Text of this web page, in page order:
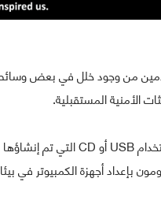
الأمنية المستقبلية.
بإعداد أجهزة الكمبيوتر في